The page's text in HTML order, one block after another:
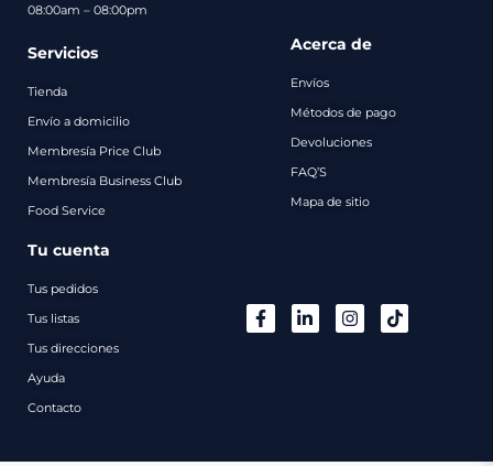
08:00am – 08:00pm
Servicios
Tienda
Envío a domicilio
Membresía Price Club
Membresía Business Club
Food Service
Acerca de
Envíos
Métodos de pago
Devoluciones
FAQ’S
Mapa de sitio
Tu cuenta
Tus pedidos
Tus listas
Tus direcciones
Ayuda
Contacto